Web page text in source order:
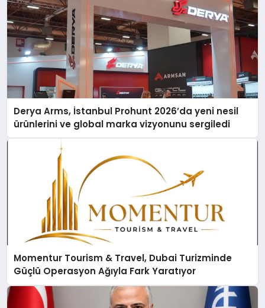
Derya Arms, İstanbul Prohunt 2026’da yeni nesil
ürünlerini ve global marka vizyonunu sergiledi
Momentur Tourism & Travel, Dubai Turizminde
Güçlü Operasyon Ağıyla Fark Yaratıyor